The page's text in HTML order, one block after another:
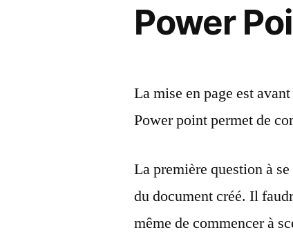
Power
La mise en page est
Power point permet de
La première question à
du document créé. Il
même de commencer à